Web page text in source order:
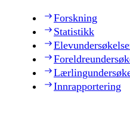
Forskning
Statistikk
Innrapportering